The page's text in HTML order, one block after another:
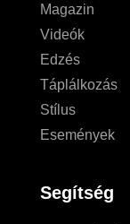
Magazin
Videók
Edzés
Táplálkozás
Stílus
Események
Segítség